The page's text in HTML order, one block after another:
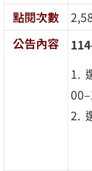
點閱次數
公告內容
1.
2.